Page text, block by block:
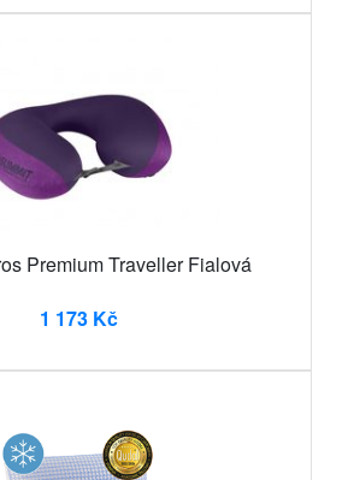
Premium Traveller Fialová
1 173 Kč